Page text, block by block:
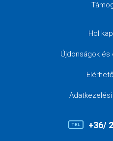
Hol
Újdonságok
+36/